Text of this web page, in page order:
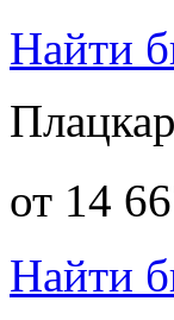
Найти
от 14
Найти